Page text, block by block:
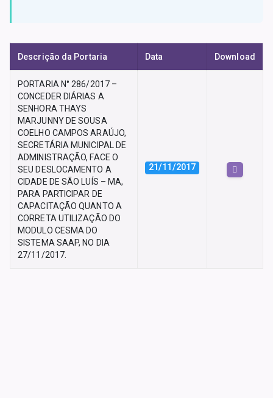
Descrição da Portaria Data Download
PORTARIA N° 286/2017 –
CONCEDER DIÁRIAS A
SENHORA THAYS
MARJUNNY DE SOUSA
COELHO CAMPOS ARAÚJO,
SECRETÁRIA MUNICIPAL DE
ADMINISTRAÇÃO, FACE O
SEU DESLOCAMENTO A
CIDADE DE SÃO LUÍS – MA,
PARA PARTICIPAR DE
CAPACITAÇÃO QUANTO A
CORRETA UTILIZAÇÃO DO
MODULO CESMA DO
SISTEMA SAAP, NO DIA
27/11/2017.
21/11/2017